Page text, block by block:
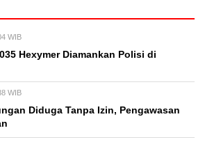
WIB
Hexymer Diamankan Polisi di
WIB
Diduga Tanpa Izin, Pengawasan